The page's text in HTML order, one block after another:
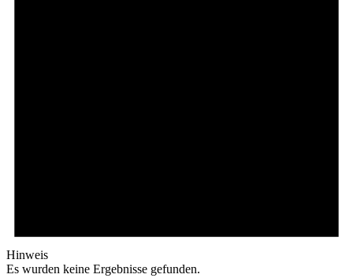
Hinweis
Es wurden keine Ergebnisse gefunden.